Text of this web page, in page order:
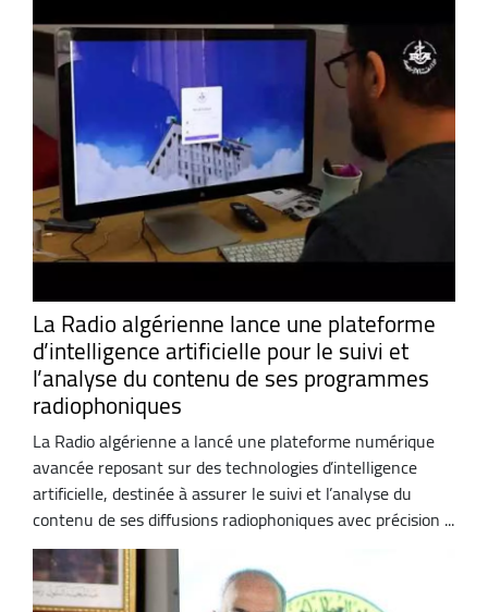
La Radio algérienne lance une plateforme
d’intelligence artificielle pour le suivi et
l’analyse du contenu de ses programmes
radiophoniques
La Radio algérienne a lancé une plateforme numérique
avancée reposant sur des technologies d’intelligence
artificielle, destinée à assurer le suivi et l’analyse du
contenu de ses diffusions radiophoniques avec précision ...